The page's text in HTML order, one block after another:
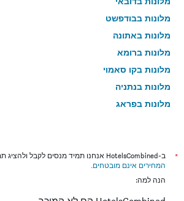
מלונות בבודפשט
מלונות באתונה
מלונות ברומא
מלונות בקו סאמוי
מלונות בנתניה
מלונות בפראג
מלונות בניו יורק
מלונות בבנגקוק
*
ב-HotelsCombined אנחנו תמיד מנסים לקבל ולהציג תמחור מדויק, עם זאת,
המחירים אינם מובטחים.
הנה למה: